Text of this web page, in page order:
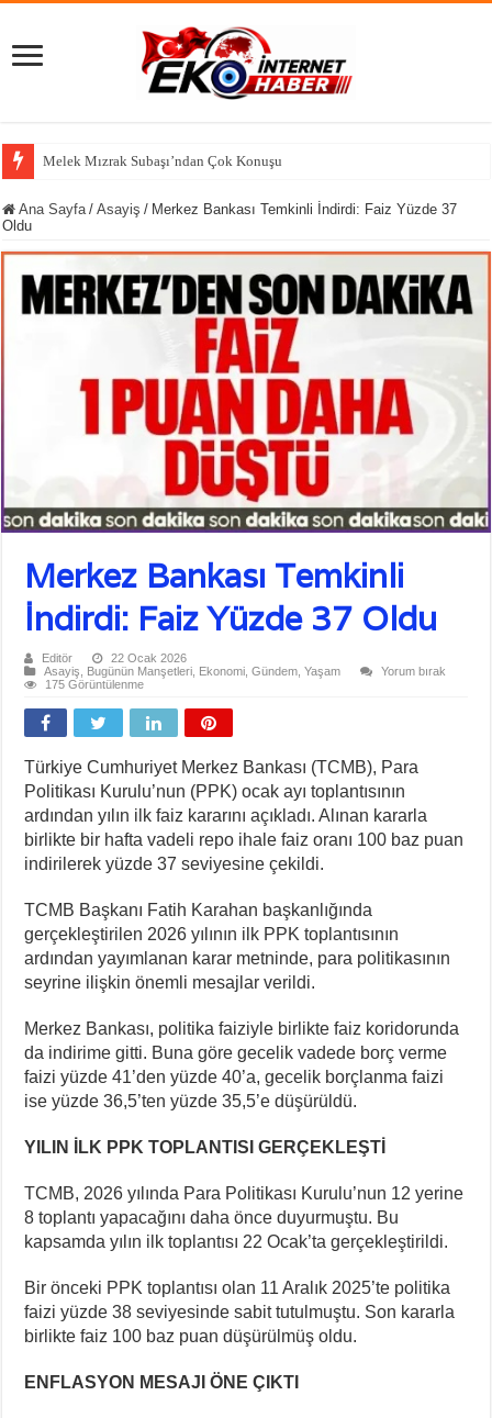
Ana Sayfa / Asayiş / Merkez Bankası Temkinli İndirdi: Faiz Yüzde 37
Oldu
Merkez Bankası Temkinli
İndirdi: Faiz Yüzde 37 Oldu
Editör
22 Ocak 2026
Asayiş, Bugünün Manşetleri, Ekonomi,Gündem,Yaşam
Yorum bırak
175 Görüntülenme
Türkiye Cumhuriyet Merkez Bankası (TCMB), Para
Politikası Kurulu’nun (PPK) ocak ayı toplantısının
ardından yılın ilk faiz kararını açıkladı. Alınan kararla
birlikte bir hafta vadeli repo ihale faiz oranı 100 baz puan
indirilerek yüzde 37 seviyesine çekildi.
TCMB Başkanı Fatih Karahan başkanlığında
gerçekleştirilen 2026 yılının ilk PPK toplantısının
ardından yayımlanan karar metninde, para politikasının
seyrine ilişkin önemli mesajlar verildi.
Merkez Bankası, politika faiziyle birlikte faiz koridorunda
da indirime gitti. Buna göre gecelik vadede borç verme
faizi yüzde 41’den yüzde 40’a, gecelik borçlanma faizi
ise yüzde 36,5’ten yüzde 35,5’e düşürüldü.
YILIN İLK PPK TOPLANTISI GERÇEKLEŞTİ
TCMB, 2026 yılında Para Politikası Kurulu’nun 12 yerine
8 toplantı yapacağını daha önce duyurmuştu. Bu
kapsamda yılın ilk toplantısı 22 Ocak’ta gerçekleştirildi.
Bir önceki PPK toplantısı olan 11 Aralık 2025’te politika
faizi yüzde 38 seviyesinde sabit tutulmuştu. Son kararla
birlikte faiz 100 baz puan düşürülmüş oldu.
ENFLASYON MESAJI ÖNE ÇIKTI